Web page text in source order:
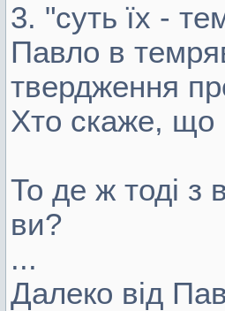
3. "суть їх -
Павло в
твердження
Хто скаже, що
То де ж тоді
ви?
...
Далеко від